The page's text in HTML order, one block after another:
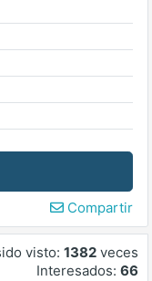
Compartir
visto: 1382 veces
Interesados: 66